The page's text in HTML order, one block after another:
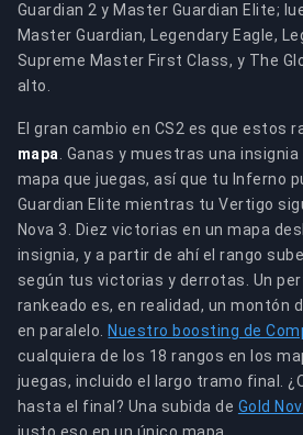
Guardian 2 y Master Guardian Elite;
Master Guardian, Legendary Eagle,
Supreme Master First Class, y The
alto.
El gran cambio en CS2 es que estos
mapa . Ganas y muestras una
mapa que juegas, así que tu Inferno
Guardian Elite mientras tu Vertigo
Nova 3. Diez victorias en un mapa
insignia, y a partir de ahí el rango
según tus victorias y derrotas. Un
rankeado es, en realidad, un montón
en paralelo. Nuestro boosting de
cualquiera de los 18 rangos en los
juegas, incluido el largo tramo final.
hasta el final? Una subida de Gold